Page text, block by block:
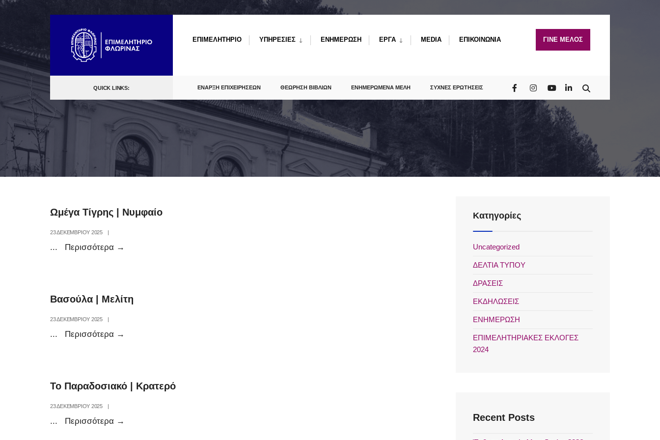
content
ΕΠΙΜΕΛΗΤΗΡΙΟ ΥΠΗΡΕΣΙΕΣ ΕΝΗΜΕΡΩΣΗ ΕΡΓΑ MEDIA ΕΠΙΚΟΙΝΩΝΙΑ ΓΙΝΕ ΜΕΛΟΣ
QUICK LINKS: ΕΝΑΡΞΗ ΕΠΙΧΕΙΡΗΣΕΩΝ ΘΕΩΡΗΣΗ ΒΙΒΛΙΩΝ ΕΝΗΜΕΡΩΜΕΝΑ ΜΕΛΗ ΣΥΧΝΕΣ ΕΡΩΤΗΣΕΙΣ
Ωμέγα Τίγρης | Νυμφαίο
23 ΔΕΚΕΜΒΡΊΟΥ 2025 |
... Περισσότερα →
Βασούλα | Μελίτη
23 ΔΕΚΕΜΒΡΊΟΥ 2025 |
... Περισσότερα →
Το Παραδοσιακό | Κρατερό
23 ΔΕΚΕΜΒΡΊΟΥ 2025 |
... Περισσότερα →
Kατηγορίες
Uncategorized
ΔΕΛΤΙΑ ΤΥΠΟΥ
ΔΡΑΣΕΙΣ
ΕΚΔΗΛΩΣΕΙΣ
ΕΝΗΜΕΡΩΣΗ
ΕΠΙΜΕΛΗΤΗΡΙΑΚΕΣ ΕΚΛΟΓΕΣ
2024
Recent Posts